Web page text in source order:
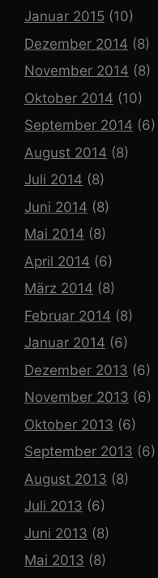
Januar 2015 (10)
Dezember 2014 (8)
November 2014 (8)
Oktober 2014 (10)
September 2014 (6)
August 2014 (8)
Juli 2014 (8)
Juni 2014 (8)
Mai 2014 (8)
April 2014 (6)
März 2014 (8)
Februar 2014 (8)
Januar 2014 (6)
Dezember 2013 (6)
November 2013 (6)
Oktober 2013 (6)
September 2013 (6)
August 2013 (8)
Juli 2013 (6)
Juni 2013 (8)
Mai 2013 (8)